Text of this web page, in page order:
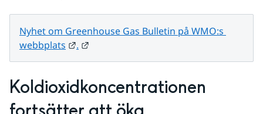
Nyhet om Greenhouse Gas Bulletin på WMO:s
webbplats
Länk till annan webbplats.
.
Koldioxidkoncentrationen